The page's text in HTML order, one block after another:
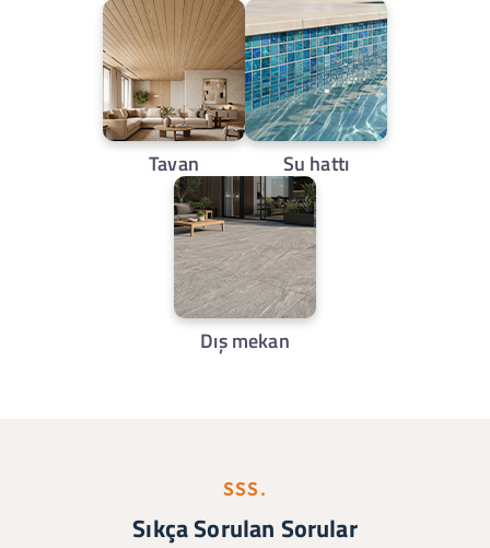
Tavan Su hattı
Dış mekan
SSS.
Sıkça Sorulan Sorular